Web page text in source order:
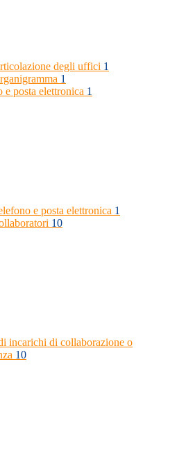
degli uffici 1
1
e posta elettronica 1
e posta elettronica 1
10
incarichi di collaborazione o
10